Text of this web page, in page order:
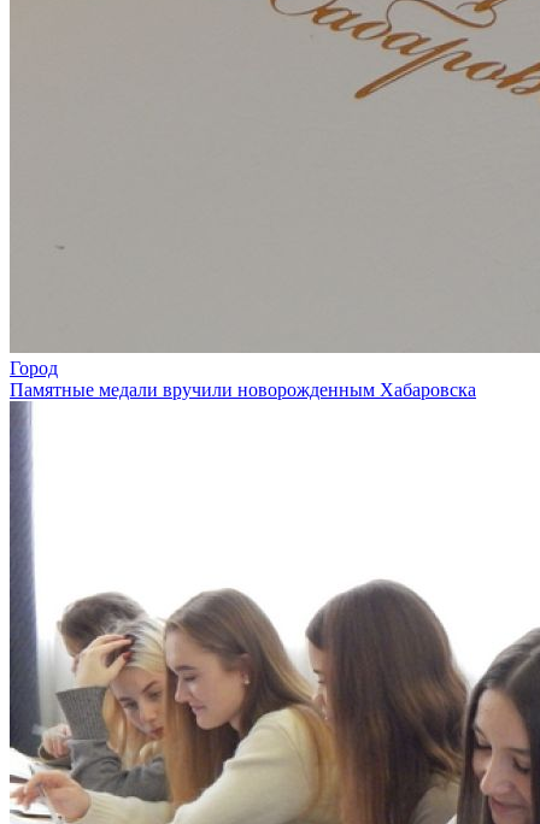
Город
Памятные медали вручили новорожденным Хабаровска